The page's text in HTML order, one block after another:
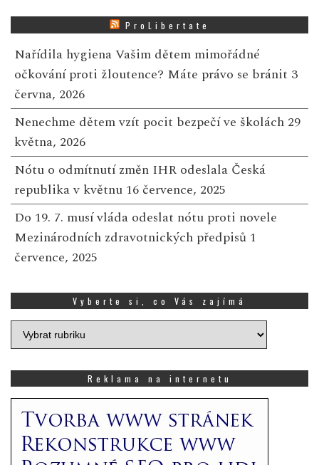
ProLibertate
Nařídila hygiena Vašim dětem mimořádné
očkování proti žloutence? Máte právo se bránit 3
června, 2026
Nenechme dětem vzít pocit bezpečí ve školách 29
května, 2026
Nótu o odmítnutí změn IHR odeslala Česká
republika v květnu 16 července, 2025
Do 19. 7. musí vláda odeslat nótu proti novele
Mezinárodních zdravotnických předpisů 1
července, 2025
Vyberte si, co Vás zajímá
Vyberte
si,
zajímá
Reklama na internetu